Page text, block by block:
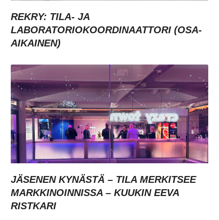
REKRY: TILA- JA
LABORATORIOKOORDINAATTORI (OSA-
AIKAINEN)
JÄSENEN KYNÄSTÄ – TILA MERKITSEE
MARKKINOINNISSA – KUUKIN EEVA
RISTKARI